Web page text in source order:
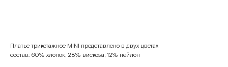
Платье трикотажное MINI представлено в двух цветах
состав: 60% хлопок, 28% вискоза, 12% нейлон